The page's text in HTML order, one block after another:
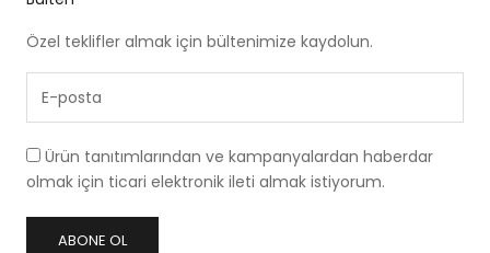
Özel teklifler almak için bültenimize kaydolun.
Ürün tanıtımlarından ve kampanyalardan haberdar
olmak için ticari elektronik ileti almak istiyorum.
ABONE OL